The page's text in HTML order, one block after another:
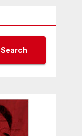
Search